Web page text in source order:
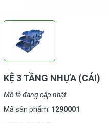
KỆ 3 TẦNG NHỰA (CÁI)
Mô tả đang cập nhật
Mã sản phẩm: 1290001